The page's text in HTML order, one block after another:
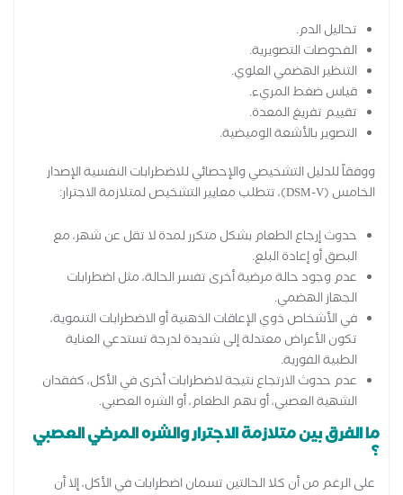
تحاليل الدم.
الفحوصات التصويرية.
التنظير الهضمي العلوي.
قياس ضغط المريء.
تقييم تفريغ المعدة.
التصوير بالأشعة الوميضية.
ووفقاً للدليل التشخيصي والإحصائي للاضطرابات النفسية الإصدار
الخامس (DSM-V)، تتطلب معايير التشخيص لمتلازمة الاجترار:
حدوث إرجاع الطعام بشكل متكرر لمدة لا تقل عن شهر، مع
البصق أو إعادة البلع.
عدم وجود حالة مرضية أخرى تفسر الحالة، مثل اضطرابات
الجهاز الهضمي.
في الأشخاص ذوي الإعاقات الذهنية أو الاضطرابات التنموية،
تكون الأعراض معتدلة إلى شديدة لدرجة تستدعي العناية
الطبية الفورية.
عدم حدوث الارتجاع نتيجة لاضطرابات أخرى في الأكل، كفقدان
الشهية العصبي، أو نهم الطعام، أو الشره العصبي.
ما الفرق بين متلازمة الاجترار والشره المرضي العصبي
؟
على الرغم من أن كلا الحالتين تسمان اضطرابات في الأكل، إلا أن